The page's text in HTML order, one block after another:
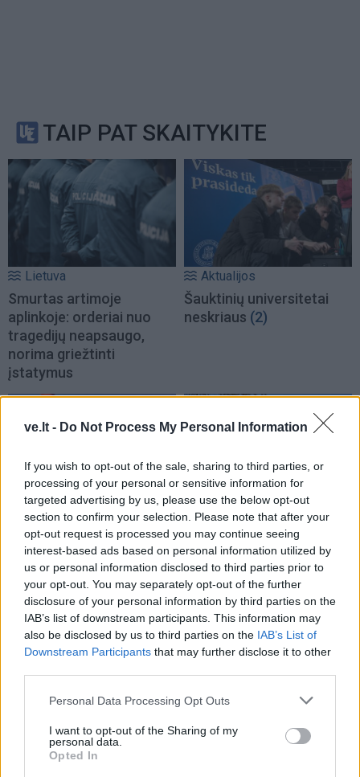
ve.lt - Do Not Process My Personal Information
If you wish to opt-out of the sale, sharing to third parties, or
processing of your personal or sensitive information for
targeted advertising by us, please use the below opt-out
section to confirm your selection. Please note that after your
opt-out request is processed you may continue seeing
interest-based ads based on personal information utilized by
us or personal information disclosed to third parties prior to
your opt-out. You may separately opt-out of the further
disclosure of your personal information by third parties on the
IAB’s list of downstream participants. This information may
also be disclosed by us to third parties on the IAB’s List of
Downstream Participants that may further disclose it to other
Personal Data Processing Opt Outs
I want to opt-out of the Sharing of my
personal data.
Opted In
TAIP PAT SKAITYKITE
Lietuva
Smurtas artimoje
aplinkoje: orderiai nuo
tragedijų neapsaugo,
norima griežtinti
įstatymus
Aktualijos
Šauktinių universitetai
neskriaus (2)
Aktualijos
Rizikuoja gyvybe, bet ne
pinigine: už maudynes
audringoje jūroje baudos
lieka neišrašytos(2)
Klaipėda
Parduotuvės nebus -
atnaujinamo pastato
paskirtis liks ta pati (1)
Lietuva
Užulėnyje – Smetoninių
Klaipėda